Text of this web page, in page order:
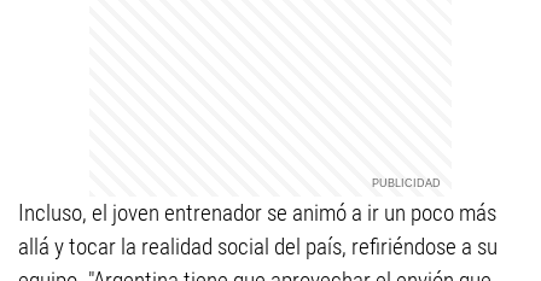
Incluso, el joven entrenador se animó a ir un poco más
allá y tocar la realidad social del país, refiriéndose a su